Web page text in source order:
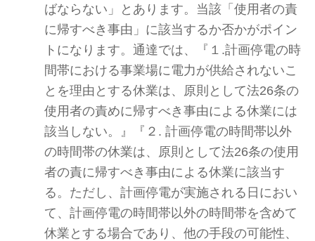
ばならない」とあります。当該「使用者の責
に帰すべき事由」に該当するか否かがポイン
トになります。通達では、『１.計画停電の時
間帯における事業場に電力が供給されないこ
とを理由とする休業は、原則として法26条の
使用者の責めに帰すべき事由による休業には
該当しない。』『２. 計画停電の時間帯以外
の時間帯の休業は、原則として法26条の使用
者の責に帰すべき事由による休業に該当す
る。ただし、計画停電が実施される日におい
て、計画停電の時間帯以外の時間帯を含めて
休業とする場合であり、他の手段の可能性、